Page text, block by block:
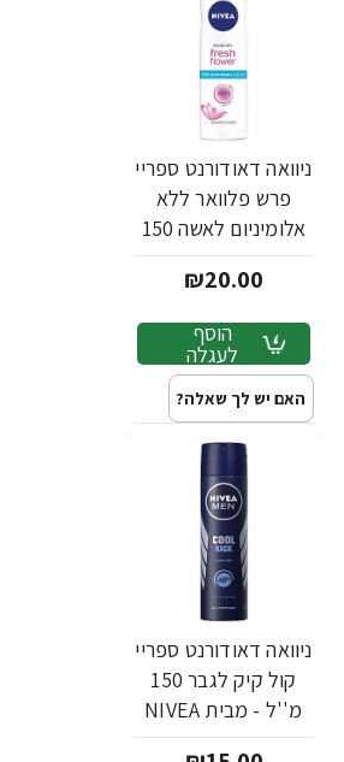
ניוואה דאודורנט ספריי
פרש פלוואר ללא
אלומיניום לאשה 150
מ''ל - מבית NIVEA
₪20.00
הוסף
לעגלה
האם יש לך שאלה?
ניוואה דאודורנט ספריי
קול קיק לגבר 150
מ''ל - מבית NIVEA